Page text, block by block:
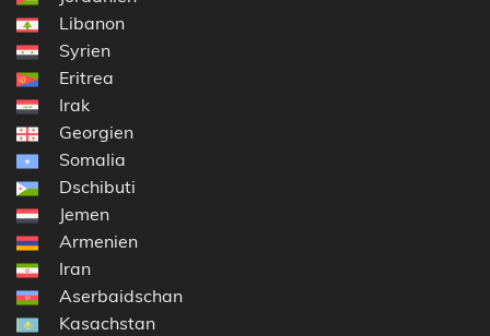
Libanon
Syrien
Eritrea
Irak
Georgien
Somalia
Dschibuti
Jemen
Armenien
Iran
Aserbaidschan
Kasachstan